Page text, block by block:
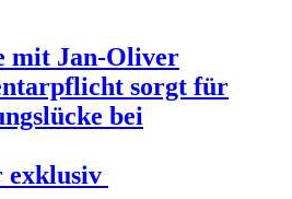
mit Jan-Oliver
sorgt für
bei
exklusiv